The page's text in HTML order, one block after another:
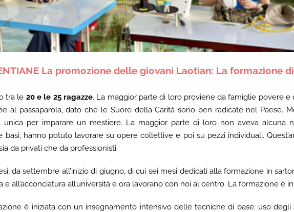
La promozione delle giovani Laotian: La formazione
tra le 20 e le 25 ragazze. La maggior parte di loro proviene da famiglie povere
al passaparola, dato che le Suore della Carità sono ben radicate nel Paese.
unica per imparare un mestiere. La maggior parte di loro non aveva alcuna
basi, hanno potuto lavorare su opere collettive e poi su pezzi individuali.
da privati che da professionisti.
da settembre all’inizio di giugno, di cui sei mesi dedicati alla formazione in
all’acconciatura all’università e ora lavorano con noi al centro. La formazione è
è iniziata con un insegnamento intensivo delle tecniche di base: uso